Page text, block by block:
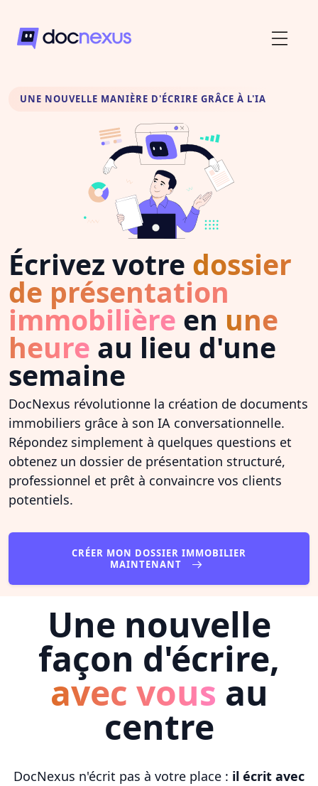
UNE NOUVELLE MANIÈRE D'ÉCRIRE GRÂCE À L'IA
Écrivez votre dossier
de présentation
immobilière en une
heure au lieu d'une
semaine
DocNexus révolutionne la création de documents
immobiliers grâce à son IA conversationnelle.
Répondez simplement à quelques questions et
obtenez un dossier de présentation structuré,
professionnel et prêt à convaincre vos clients
potentiels.
CRÉER MON DOSSIER IMMOBILIER
MAINTENANT
Une nouvelle
façon d'écrire,
avec vous au
centre
DocNexus n'écrit pas à votre place : il écrit avec